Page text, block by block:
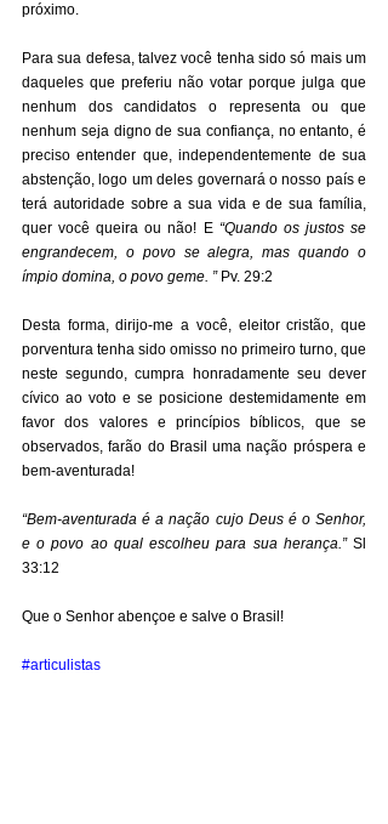
próximo.
Para sua defesa, talvez você tenha sido só mais um
daqueles que preferiu não votar porque julga que
nenhum dos candidatos o representa ou que
nenhum seja digno de sua confiança, no entanto, é
preciso entender que, independentemente de sua
abstenção, logo um deles governará o nosso país e
terá autoridade sobre a sua vida e de sua família,
quer você queira ou não! E “Quando os justos se
engrandecem, o povo se alegra, mas quando o
ímpio domina, o povo geme. ” Pv. 29:2
Desta forma, dirijo-me a você, eleitor cristão, que
porventura tenha sido omisso no primeiro turno, que
neste segundo, cumpra honradamente seu dever
cívico ao voto e se posicione destemidamente em
favor dos valores e princípios bíblicos, que se
observados, farão do Brasil uma nação próspera e
bem-aventurada!
“Bem-aventurada é a nação cujo Deus é o Senhor,
e o povo ao qual escolheu para sua herança.” Sl
33:12
Que o Senhor abençoe e salve o Brasil!
#articulistas